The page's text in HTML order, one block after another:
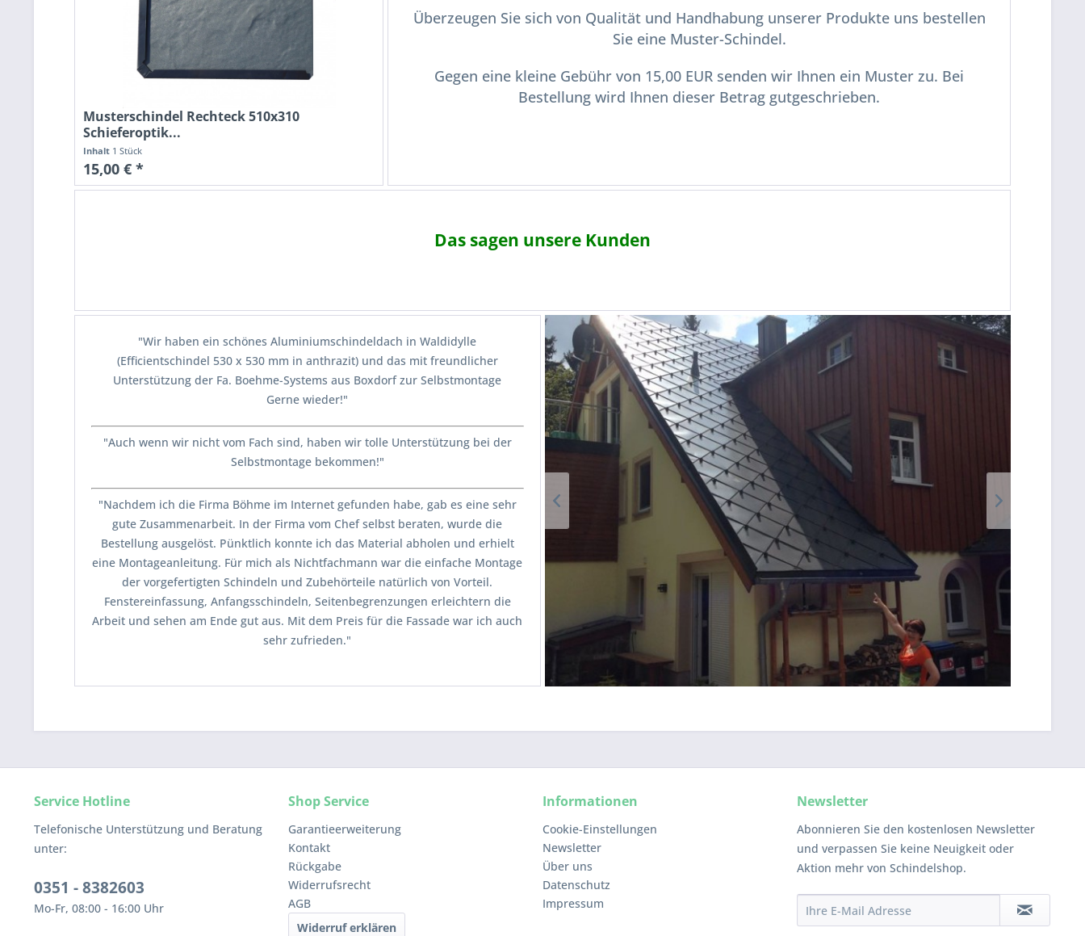
Musterschindel Rechteck 510x310
Schieferoptik...
Inhalt 1 Stück
15,00 € *
Überzeugen Sie sich von Qualität und Handhabung unserer Produkte uns bestellen
Sie eine Muster-Schindel.
Gegen eine kleine Gebühr von 15,00 EUR senden wir Ihnen ein Muster zu. Bei
Bestellung wird Ihnen dieser Betrag gutgeschrieben.
Das sagen unsere Kunden
"Wir haben ein schönes Aluminiumschindeldach in Waldidylle
(Efficientschindel 530 x 530 mm in anthrazit) und das mit freundlicher
Unterstützung der Fa. Boehme-Systems aus Boxdorf zur Selbstmontage
Gerne wieder!"
"Auch wenn wir nicht vom Fach sind, haben wir tolle Unterstützung bei der
Selbstmontage bekommen!"
"Nachdem ich die Firma Böhme im Internet gefunden habe, gab es eine sehr
gute Zusammenarbeit. In der Firma vom Chef selbst beraten, wurde die
Bestellung ausgelöst. Pünktlich konnte ich das Material abholen und erhielt
eine Montageanleitung. Für mich als Nichtfachmann war die einfache Montage
der vorgefertigten Schindeln und Zubehörteile natürlich von Vorteil.
Fenstereinfassung, Anfangsschindeln, Seitenbegrenzungen erleichtern die
Arbeit und sehen am Ende gut aus. Mit dem Preis für die Fassade war ich auch
sehr zufrieden."
Service Hotline
Telefonische Unterstützung und Beratung
unter:
0351 - 8382603
Mo-Fr, 08:00 - 16:00 Uhr
Shop Service
Garantieerweiterung
Kontakt
Rückgabe
Widerrufsrecht
AGB
Widerruf erklären
Informationen
Cookie-Einstellungen
Newsletter
Über uns
Datenschutz
Impressum
Newsletter
Abonnieren Sie den kostenlosen Newsletter
und verpassen Sie keine Neuigkeit oder
Aktion mehr von Schindelshop.